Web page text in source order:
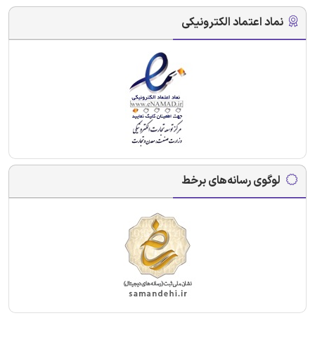
نماد اعتماد الکترونیکی
لوگوی رسانه‌های برخط